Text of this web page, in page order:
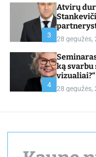
3
Atvirų
28 gegužės,
4
ką
28 gegužės,